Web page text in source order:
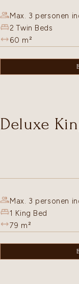
Max. 3 personen
2 Twin Beds
60 m²
Deluxe
Max. 3 personen
1 King Bed
79 m²